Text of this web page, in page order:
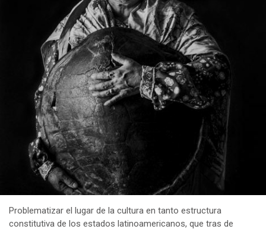
Problematizar el lugar de la cultura en tanto estructura
constitutiva de los estados latinoamericanos, que tras de